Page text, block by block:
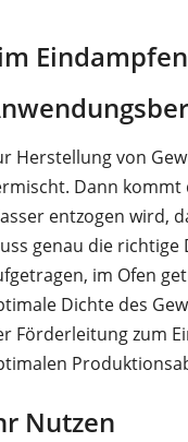
Herstellung von
Dann kommt
entzogen wird,
genau die richtige
im Ofen
Dichte des
Förderleitung zum
Nutzen